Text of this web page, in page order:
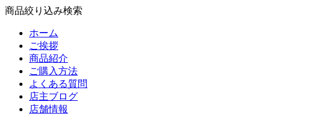
商品絞り込み検索
ホーム
ご挨拶
商品紹介
ご購入方法
よくある質問
店主ブログ
店舗情報